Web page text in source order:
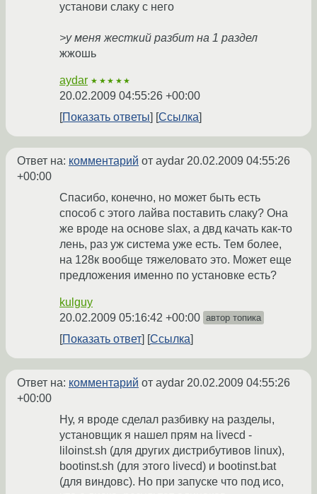
установи слаку с него
>у меня жесткий разбит на 1 раздел
жжошь
aydar ★★★★★
20.02.2009 04:55:26 +00:00
Показать ответы
Ссылка
Ответ на: комментарий от aydar 20.02.2009 04:55:26
+00:00
Спасибо, конечно, но может быть есть
способ с этого лайва поставить слаку? Она
же вроде на основе slax, а двд качать как-то
лень, раз уж система уже есть. Тем более,
на 128к вообще тяжеловато это. Может еще
предложения именно по установке есть?
kulguy
20.02.2009 05:16:42 +00:00 автор топика
Показать ответ Ссылка
Ответ на: комментарий от aydar 20.02.2009 04:55:26
+00:00
Ну, я вроде сделал разбивку на разделы,
установщик я нашел прям на livecd -
liloinst.sh (для других дистрибутивов linux),
bootinst.sh (для этого livecd) и bootinst.bat
(для виндовс). Но при запуске что под исо,